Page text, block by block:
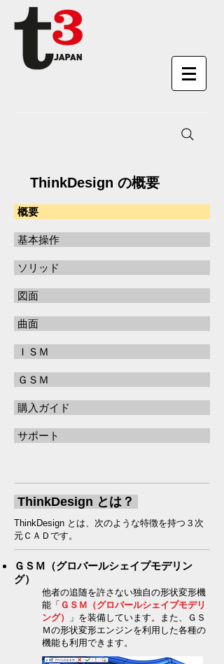
ThinkDesign の概要
概要
基本操作
ソリッド
図面
曲面
ＩＳＭ
ＧＳＭ
購入ガイド
サポート
ThinkDesign とは？
ThinkDesign とは、次のような特徴を持つ３次
元ＣＡＤです。​
ＧＳＭ（グロバールシェイプモデリン
グ）
他者の追随を許さない独自の形状変形機
能「 ＧＳＭ（グロバールシェイプモデリ
ング）
」を装備しています。また、ＧＳ
Ｍの形状変形エンジンを利用した各種の
機能も利用できます。​